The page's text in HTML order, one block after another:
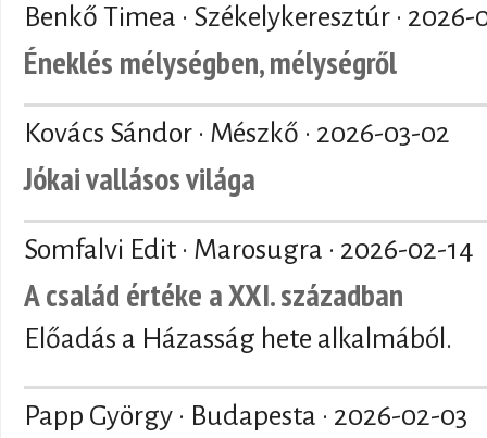
Benkő Timea · Székelykeresztúr · 2026-
Éneklés mélységben, mélységről
Kovács Sándor · Mészkő · 2026-03-02
Jókai vallásos világa
Somfalvi Edit · Marosugra · 2026-02-14
A család értéke a XXI. században
Előadás a Házasság hete alkalmából.
Papp György · Budapesta · 2026-02-03